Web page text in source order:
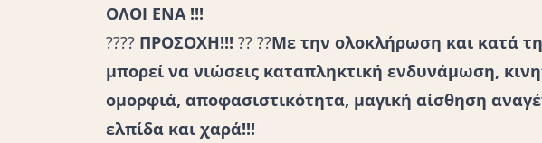
ΟΛΟΙ ΕΝΑ !!!
???? ΠΡΟΣΟΧΗ!!! ?? ??Με την ολοκλήρωση και κατά τη
μπορεί να νιώσεις καταπληκτική ενδυνάμωση,
ομορφιά, αποφασιστικότητα, μαγική αίσθηση
ελπίδα και χαρά!!!